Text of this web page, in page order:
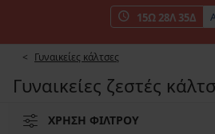
15Ω 28Λ 34Δ
Γυναικείες κάλτσες
Γυναικείες ζεστές
ΧΡΗΣΗ ΦΙΛΤΡΟΥ